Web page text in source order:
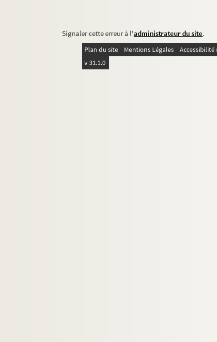
Signaler cette erreur à l'administrateur du site.
Plan du site Mentions Légales
v 31.1.0